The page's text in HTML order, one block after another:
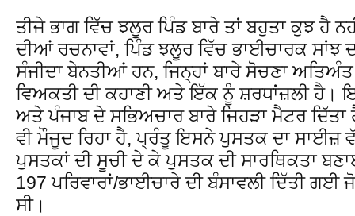
ਤੀਜੇ ਭਾਗ ਵਿੱਚ ਝਲੂਰ ਪਿੰਡ ਬਾਰੇ ਤਾਂ ਬਹੁਤਾ ਕੁਝ ਹੈ
ਦੀਆਂ ਰਚਨਾਵਾਂ, ਪਿੰਡ ਝਲੂਰ ਵਿੱਚ ਭਾਈਚਾਰਕ
ਸੰਜੀਦਾ ਬੇਨਤੀਆਂ ਹਨ, ਜਿਨ੍ਹਾਂ ਬਾਰੇ ਸੋਚਣਾ
ਵਿਅਕਤੀ ਦੀ ਕਹਾਣੀ ਅਤੇ ਇੱਕ ਨੂੰ ਸ਼ਰਧਾਂਜ਼ਲੀ ਹੈ।
ਅਤੇ ਪੰਜਾਬ ਦੇ ਸਭਿਅਚਾਰ ਬਾਰੇ ਜਿਹੜਾ ਮੈਟਰ
ਵੀ ਮੌਜੂਦ ਰਿਹਾ ਹੈ, ਪ੍ਰੰਤੂ ਇਸਨੇ ਪੁਸਤਕ ਦਾ ਸਾਈਜ਼
ਪੁਸਤਕਾਂ ਦੀ ਸੂਚੀ ਦੇ ਕੇ ਪੁਸਤਕ ਦੀ ਸਾਰਥਿਕਤਾ
197 ਪਰਿਵਾਰਾਂ/ਭਾਈਚਾਰੇ ਦੀ ਬੰਸਾਵਲੀ ਦਿੱਤੀ
ਸੀ।